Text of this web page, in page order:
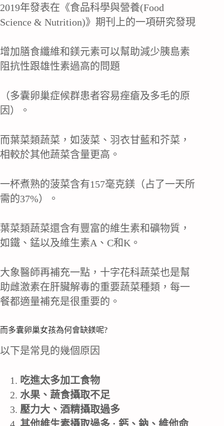
2019年發表在《食品科學與營養(Food
Science & Nutrition)》期刊上的一項研究發現
增加膳食纖維和鎂元素可以幫助減少胰島素
阻抗性跟雄性素過高的問題
（多囊卵巢症候群患者容易痤瘡及多毛的原
因）。
而葉菜類蔬菜，如菠菜、羽衣甘藍和芥菜，
相較於其他蔬菜含量更高。
一杯煮熟的菠菜含有157毫克鎂（占了一天所
需的37%）。
葉菜類蔬菜還含有豐富的維生素和礦物質，
如鐵、錳以及維生素A、C和K。
大象醫師再補充一點，十字花科蔬菜也是幫
助雌激素在肝臟解毒的重要蔬菜種類，每一
餐都適量補充是很重要的。
而多囊卵巢女孩為何會缺鎂呢?
以下是常見的幾個原因
吃進太多加工食物
水果、蔬食攝取不足
壓力大、酒精攝取過多